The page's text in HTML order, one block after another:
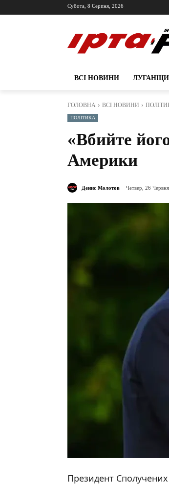
Субота, 8 Серпня, 2026
ВСІ НОВИНИ
ГОЛОВНА ВСІ НОВИНИ
ПОЛІТИКА
«Вбийте
Америки
Денис Молотов Четвер, 26
Президент